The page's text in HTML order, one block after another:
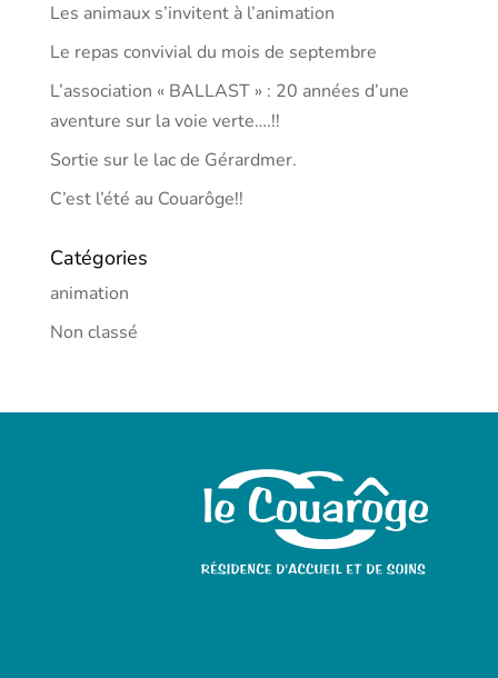
Les animaux s’invitent à l’animation
Le repas convivial du mois de septembre
L’association « BALLAST » : 20 années d’une
aventure sur la voie verte….!!
Sortie sur le lac de Gérardmer.
C’est l’été au Couarôge!!
Catégories
animation
Non classé